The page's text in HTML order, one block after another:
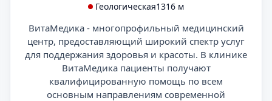
Геологическая1316 м
ВитаМедика - многопрофильный медицинский
центр, предоставляющий широкий спектр услуг
для поддержания здоровья и красоты. В клинике
ВитаМедика пациенты получают
квалифицированную помощь по всем
основным направлениям современной